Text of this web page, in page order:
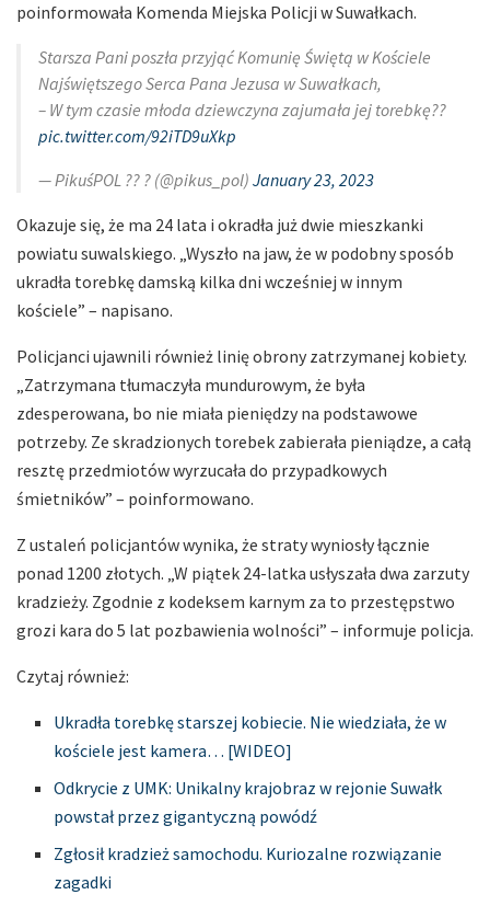
poinformowała Komenda Miejska Policji w Suwałkach.
Starsza Pani poszła przyjąć Komunię Świętą w Kościele
Najświętszego Serca Pana Jezusa w Suwałkach,
– W tym czasie młoda dziewczyna zajumała jej torebkę??
pic.twitter.com/92iTD9uXkp
— PikuśPOL ?? ‏? (@pikus_pol) January 23, 2023
Okazuje się, że ma 24 lata i okradła już dwie mieszkanki
powiatu suwalskiego. „Wyszło na jaw, że w podobny sposób
ukradła torebkę damską kilka dni wcześniej w innym
kościele” – napisano.
Policjanci ujawnili również linię obrony zatrzymanej kobiety.
„Zatrzymana tłumaczyła mundurowym, że była
zdesperowana, bo nie miała pieniędzy na podstawowe
potrzeby. Ze skradzionych torebek zabierała pieniądze, a całą
resztę przedmiotów wyrzucała do przypadkowych
śmietników” – poinformowano.
Z ustaleń policjantów wynika, że straty wyniosły łącznie
ponad 1200 złotych. „W piątek 24-latka usłyszała dwa zarzuty
kradzieży. Zgodnie z kodeksem karnym za to przestępstwo
grozi kara do 5 lat pozbawienia wolności” – informuje policja.
Czytaj również:
Ukradła torebkę starszej kobiecie. Nie wiedziała, że w
kościele jest kamera… [WIDEO]
Odkrycie z UMK: Unikalny krajobraz w rejonie Suwałk
powstał przez gigantyczną powódź
Zgłosił kradzież samochodu. Kuriozalne rozwiązanie
zagadki